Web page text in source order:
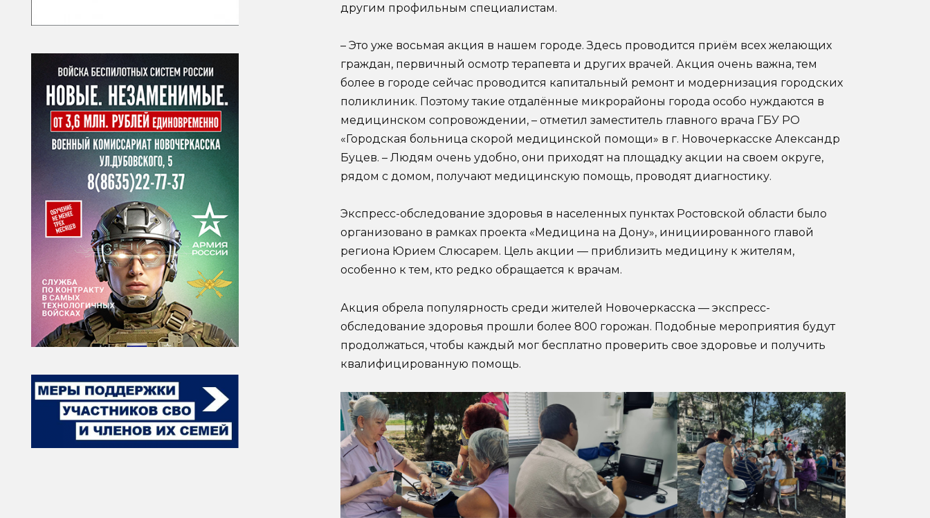
другим профильным специалистам.
– Это уже восьмая акция в нашем городе. Здесь проводится приём всех желающих
граждан, первичный осмотр терапевта и других врачей. Акция очень важна, тем
более в городе сейчас проводится капитальный ремонт и модернизация городских
поликлиник. Поэтому такие отдалённые микрорайоны города особо нуждаются в
медицинском сопровождении, – отметил заместитель главного врача ГБУ РО
«Городская больница скорой медицинской помощи» в г. Новочеркасске Александр
Буцев. – Людям очень удобно, они приходят на площадку акции на своем округе,
рядом с домом, получают медицинскую помощь, проводят диагностику.
Экспресс-обследование здоровья в населенных пунктах Ростовской области было
организовано в рамках проекта «Медицина на Дону», инициированного главой
региона Юрием Слюсарем. Цель акции — приблизить медицину к жителям,
особенно к тем, кто редко обращается к врачам.
Акция обрела популярность среди жителей Новочеркасска — экспресс-
обследование здоровья прошли более 800 горожан. Подобные мероприятия будут
продолжаться, чтобы каждый мог бесплатно проверить свое здоровье и получить
квалифицированную помощь.